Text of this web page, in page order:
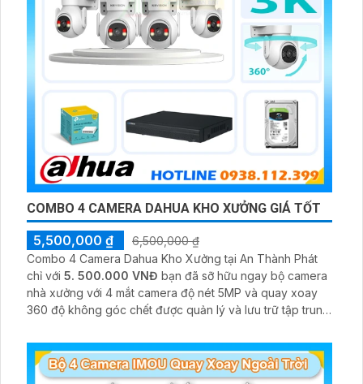
COMBO 4 CAMERA DAHUA KHO XƯỞNG GIÁ TỐT
5,500,000 ₫
6,500,000 ₫
Combo 4 Camera Dahua Kho Xưởng tại An Thành Phát
chỉ với 5. 500.000 VNĐ bạn đã sỡ hữu ngay bộ camera
nhà xưởng với 4 mắt camera độ nét 5MP và quay xoay
360 độ không góc chết được quản lý và lưu trữ tập trung